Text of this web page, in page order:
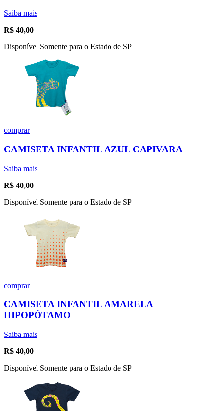
Saiba mais
R$ 40,00
Disponível Somente para o Estado de SP
comprar
CAMISETA INFANTIL AZUL CAPIVARA
Saiba mais
R$ 40,00
Disponível Somente para o Estado de SP
comprar
CAMISETA INFANTIL AMARELA
HIPOPÓTAMO
Saiba mais
R$ 40,00
Disponível Somente para o Estado de SP